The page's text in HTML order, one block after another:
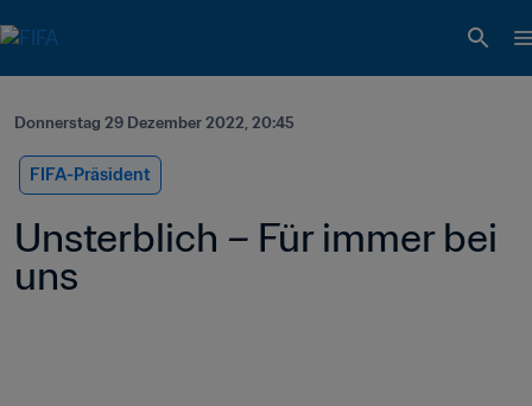
Donnerstag 29 Dezember 2022, 20:45
FIFA-Präsident
Unsterblich – Für immer bei
uns